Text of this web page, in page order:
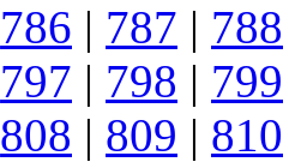
786 | 787 | 788
797 | 798 | 799
808 | 809 | 810